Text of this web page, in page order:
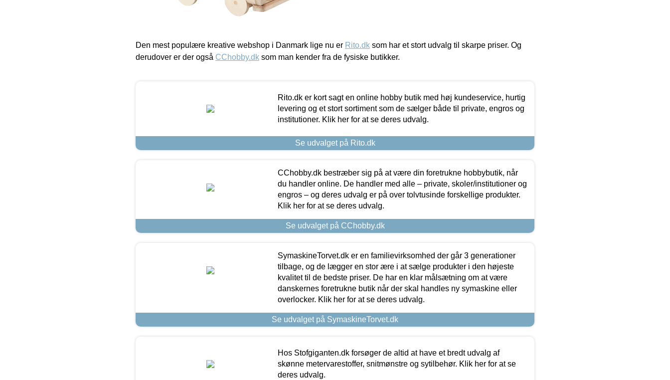
Den mest populære kreative webshop i Danmark lige nu er Rito.dk som har et stort udvalg til skarpe priser. Og
derudover er der også CChobby.dk som man kender fra de fysiske butikker.
Rito.dk er kort sagt en online hobby butik med høj kundeservice, hurtig
levering og et stort sortiment som de sælger både til private, engros og
institutioner. Klik her for at se deres udvalg.
Se udvalget på Rito.dk
CChobby.dk bestræber sig på at være din foretrukne hobbybutik, når
du handler online. De handler med alle – private, skoler/institutioner og
engros – og deres udvalg er på over tolvtusinde forskellige produkter.
Klik her for at se deres udvalg.
Se udvalget på CChobby.dk
SymaskineTorvet.dk er en familievirksomhed der går 3 generationer
tilbage, og de lægger en stor ære i at sælge produkter i den højeste
kvalitet til de bedste priser. De har en klar målsætning om at være
danskernes foretrukne butik når der skal handles ny symaskine eller
overlocker. Klik her for at se deres udvalg.
Se udvalget på SymaskineTorvet.dk
Hos Stofgiganten.dk forsøger de altid at have et bredt udvalg af
skønne metervarestoffer, snitmønstre og sytilbehør. Klik her for at se
deres udvalg.